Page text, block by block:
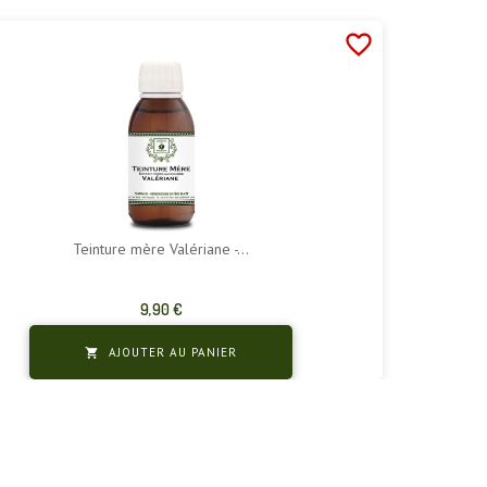
favorite_border
Teinture mère Valériane -...
Prix
9,90 €
 AJOUTER AU PANIER